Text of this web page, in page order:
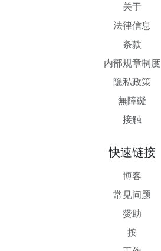
关于
法律信息
条款
内部规章制度
隐私政策
無障礙
接触
快速链接
博客
常见问题
赞助
按